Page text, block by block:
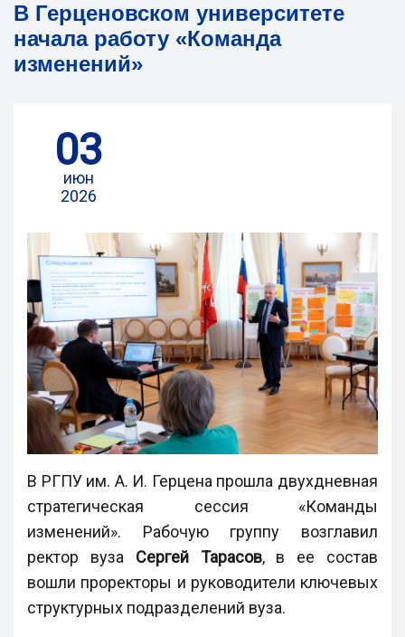
В Герценовском университете
начала работу «Команда
изменений»
03
июн
2026
В РГПУ им. А. И. Герцена прошла двухдневная
стратегическая сессия «Команды
изменений». Рабочую группу возглавил
ректор вуза Сергей Тарасов, в ее состав
вошли проректоры и руководители ключевых
структурных подразделений вуза.